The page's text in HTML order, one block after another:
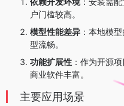
户门槛较高。
模型性能差异 ：本地模
型流畅。
功能扩展性 ：作为开源
商业软件丰富。
主要应用场景